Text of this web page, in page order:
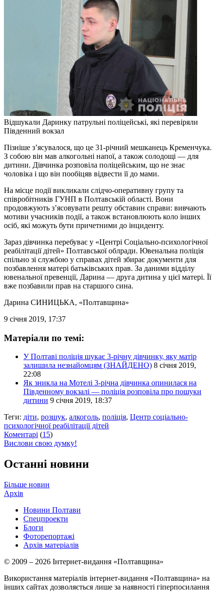
Відшукали Даринку патрульні поліцейські, які перевіряли
Південний вокзал
Пізніше з’ясувалося, що це 31-річний мешканець Кременчука.
З собою він мав алкогольні напої, а також солодощі — для
дитини. Дівчинка розповіла поліцейським, що не знає
чоловіка і що він пообіцяв відвести її до мами.
На місце події викликали слідчо-оперативну групу та
співробітників ГУНП в Полтавській області. Вони
продовжують з’ясовувати решту обставин справи: вивчають
мотиви учасників події, а також встановлюють коло інших
осіб, які можуть бути причетними до інциденту.
Зараз дівчинка перебуває у «Центрі Соціально-психологічної
реабілітації дітей» Полтавської облради. Ювенальна поліція
спільно зі службою у справах дітей збирає документи для
позбавлення матері батьківських прав. За даними відділу
ювенальної превенції, Дарина — друга дитина у цієї матері. Її
вже позбавили прав на старшого сина.
Дарина СИНИЦЬКА, «Полтавщина»
9 січня 2019, 17:37
Матеріали по темі:
У Полтаві поліція шукає 3-річну дівчинку, яку матір
залишила незнайомцям (ЗНАЙДЕНО) 8 січня 2019,
22:08
Як зникла на Мотелі 3-річна дівчинка опинилася на
Південному вокзалі — поліція розповіла про пошуки
дитини 9 січня 2019, 18:37
Теги: діти, розшук, алкоголь, поліція, Центр соціально-
психологічної реабілітації дітей
Коментарі (15)
Вислови свою думку!
Останні новини
Більше новин
Архів
Новини Полтави
Спецпроекти
Блоги
Фоторепортажі
Архів матеріалів
© 2009 – 2026 Інтернет-видання «Полтавщина»
Використання матеріалів інтернет-видання «Полтавщина» на
інших сайтах дозволяється лише за наявності гіперпосилання